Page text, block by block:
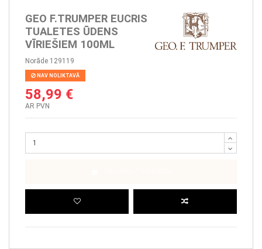
GEO F.TRUMPER EUCRIS
TUALETES ŪDENS
VĪRIEŠIEM 100ML
Norāde 129119
NAV NOLIKTAVĀ
58,99 €
AR PVN